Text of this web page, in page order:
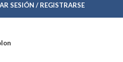
SESIÓN / REGISTRARSE